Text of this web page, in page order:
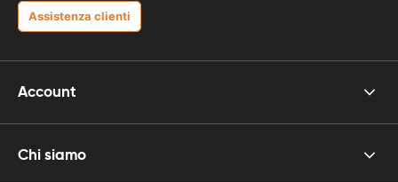
Assistenza clienti
Account
Chi siamo